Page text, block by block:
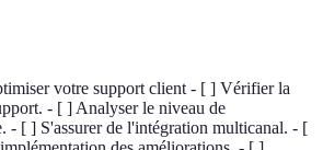
votre support client - [ ] Vérifier la
- [ ] Analyser le niveau de
- [ ] S'assurer de l'intégration multicanal. - [